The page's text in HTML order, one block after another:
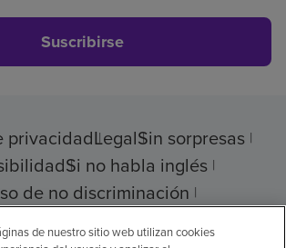
Suscribirse
privacidadLegalSin sorpresas
Si no habla inglés
de no discriminación
de los proveedores
de nuestro sitio web utilizan cookies